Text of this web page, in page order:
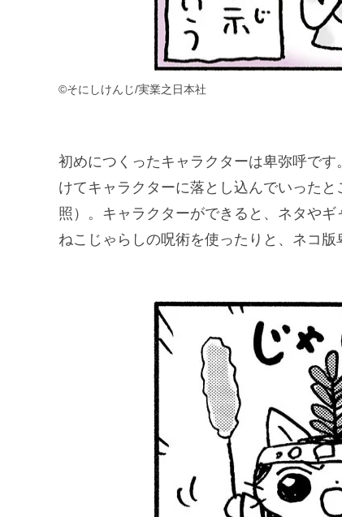
©そにしけんじ/実業之日本社
初めにつくったキャラクターは卑弥呼で
けてキャラクターに落とし込んでいった
照）。キャラクターができると、ネタや
ねこじゃらしの呪術を使ったりと、ネコ版